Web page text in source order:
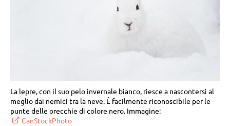
La lepre, con il suo pelo invernale bianco, riesce a nascontersi al
meglio dai nemici tra la neve. È facilmente riconoscibile per le
punte delle orecchie di colore nero. Immagine:
CanStockPhoto